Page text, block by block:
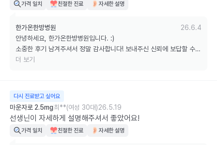
가격 일치 친절한 진료 자세한 설명
한가온한방병원
26.6.4
안녕하세요, 한가온한방병원입니다. :)
소중한 후기 남겨주셔서 정말 감사합니다! 보내주신 신뢰에 보답할 수
있도록 늘 최선을 다하겠습니다.
더 보기
다시 진료받고 싶어요
마운자로 2.5mg최**(여성 30대)26.5.19
선생닌이 자세하게 설명해주셔서 좋았어요!
가격 일치 친절한 진료 자세한 설명